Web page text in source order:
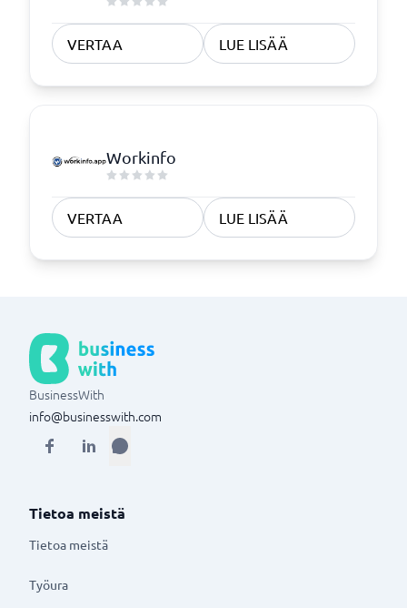
VERTAA LUE LISÄÄ
Workinfo
VERTAA LUE LISÄÄ
BusinessWith
info@businesswith.com
Tietoa meistä
Tietoa meistä
Työura